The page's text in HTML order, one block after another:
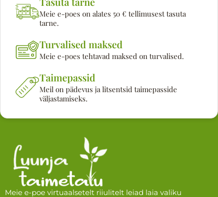
Meie e-poes on alates 50 € tellimusest tasuta
tarne.
Turvalised maksed
Meie e-poes tehtavad maksed on turvalised.
Taimepassid
Meil on pädevus ja litsentsid taimepasside
väljastamiseks.
Meie e-poe virtuaalsetelt riiulitelt leiad laia valiku